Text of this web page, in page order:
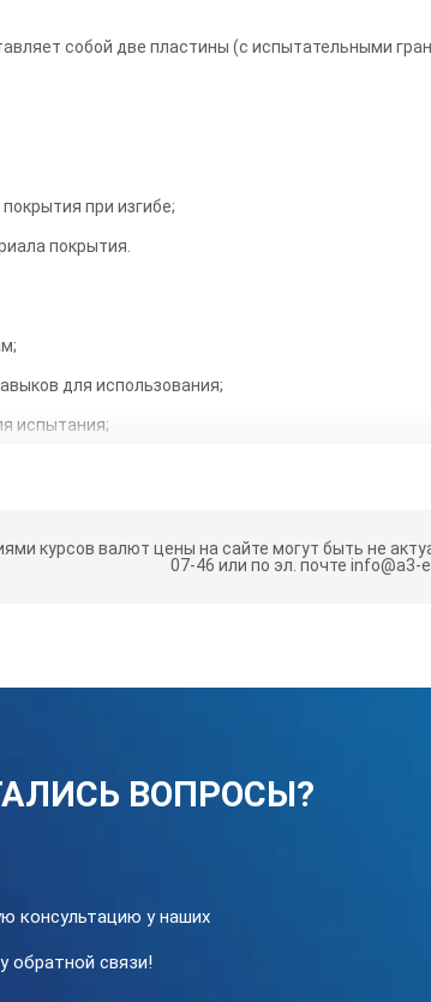
собой две пластины (с испытательными
при изгибе;
покрытия.
для использования;
испытания;
стали.
мм(дюйм)
мм(дюйм)
С
курсов валют цены на сайте могут быть не
07-46 или по эл. почте info@a3-
ВОПРОСЫ?
консультацию у наших
обратной связи!